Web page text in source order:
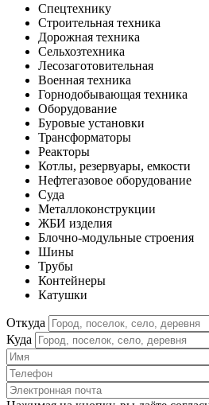
Спецтехнику
Строительная техника
Дорожная техника
Сельхозтехника
Лесозаготовительная
Военная техника
Горнодобывающая техника
Оборудование
Буровые установки
Трансформаторы
Реакторы
Котлы, резервуары, емкости
Нефтегазовое оборудование
Cуда
Металлоконструкции
ЖБИ изделия
Блочно-модульные строения
Шины
Трубы
Контейнеры
Катушки
Откуда
Куда